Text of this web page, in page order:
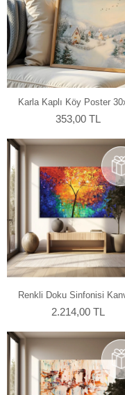
Karla Kaplı Köy Poster
cm
353,00 TL
Renkli Doku Sinfonisi
Tablo 120x80 cm
2.214,00 TL